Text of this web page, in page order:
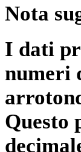
Nota
I dati
numeri
Questo